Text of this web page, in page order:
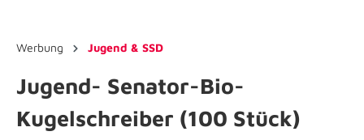
Werbung Jugend & SSD
Jugend- Senator-Bio-
Kugelschreiber (100 Stück)